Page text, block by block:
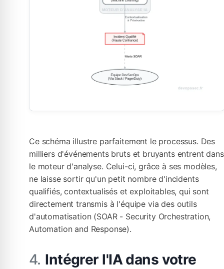
Ce schéma illustre parfaitement le processus. Des
milliers d'événements bruts et bruyants entrent dans
le moteur d'analyse. Celui-ci, grâce à ses modèles,
ne laisse sortir qu'un petit nombre d'incidents
qualifiés, contextualisés et exploitables, qui sont
directement transmis à l'équipe via des outils
d'automatisation (SOAR - Security Orchestration,
Automation and Response).
Intégrer l'IA dans votre